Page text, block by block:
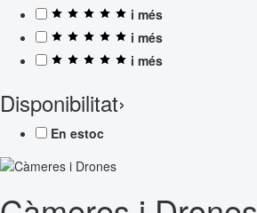
i més
i més
i més
Disponibilitat›
En estoc